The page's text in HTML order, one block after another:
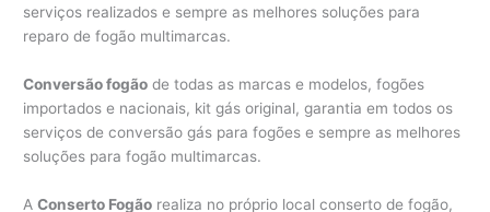
serviços realizados e sempre as melhores soluções para
reparo de fogão multimarcas.
Conversão fogão de todas as marcas e modelos, fogões
importados e nacionais, kit gás original, garantia em todos os
serviços de conversão gás para fogões e sempre as melhores
soluções para fogão multimarcas.
AConserto Fogão realiza no próprio local conserto de fogão,